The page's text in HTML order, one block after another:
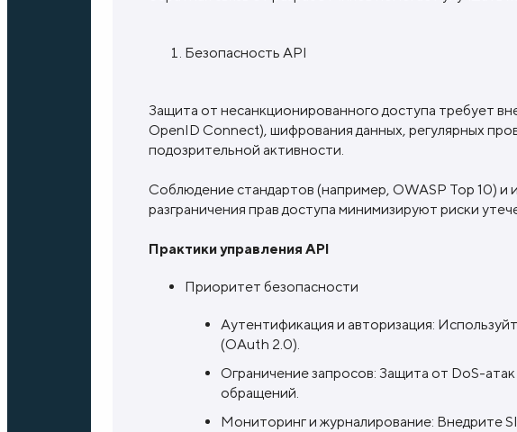
Безопасность API
Защита от несанкционированного доступа требует
OpenID Connect), шифрования данных, регулярных
подозрительной активности.
Соблюдение стандартов (например, OWASP Top 10) и
разграничения прав доступа минимизируют риски
Практики управления API
Приоритет безопасности
Аутентификация и авторизация:
(OAuth 2.0).
Ограничение запросов: Защита от DoS-
обращений.
Мониторинг и журналирование: Внедрите